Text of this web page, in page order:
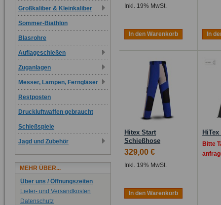
Inkl. 19% MwSt.
In den Warenkorb In
Hitex Start
Schießhose
329,00 €
Inkl. 19% MwSt.
In den Warenkorb
Bitte
Großkaliber & Kleinkaliber
Sommer-Biathlon
Blasrohre
Auflageschießen
Zuganlagen
Messer, Lampen, Ferngläser
Restposten
Druckluftwaffen gebraucht
Schießspiele
Jagd und Zubehör
MEHR ÜBER...
Über uns / Öffnungszeiten
Liefer- und Versandkosten
Datenschutz